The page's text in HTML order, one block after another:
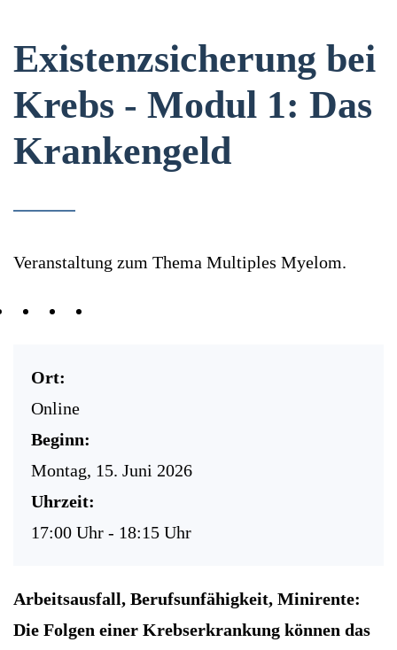
Existenzsicherung bei
Krebs - Modul 1: Das
Krankengeld
Veranstaltung zum Thema Multiples Myelom.
Ort:
Online
Beginn:
Montag, 15. Juni 2026
Uhrzeit:
17:00 Uhr - 18:15 Uhr
Arbeitsausfall, Berufsunfähigkeit, Minirente:
Die Folgen einer Krebserkrankung können das